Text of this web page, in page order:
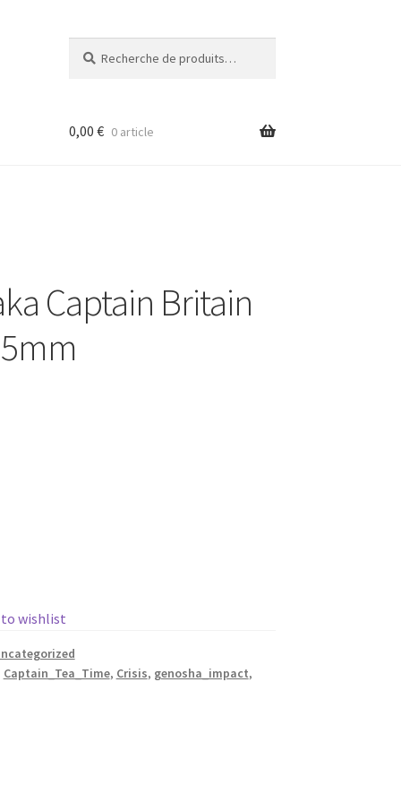
pour :
0,00 € 0 article
Captain Britain
to wishlist
Captain_Tea_Time, Crisis, genosha_impact,